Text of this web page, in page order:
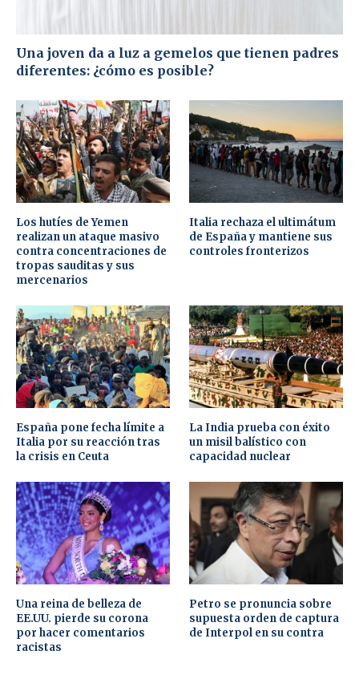
Una joven da a luz a gemelos que tienen padres
diferentes: ¿cómo es posible?
Los hutíes de Yemen
realizan un ataque masivo
contra concentraciones de
tropas sauditas y sus
mercenarios
Italia rechaza el ultimátum
de España y mantiene sus
controles fronterizos
España pone fecha límite a
Italia por su reacción tras
la crisis en Ceuta
La India prueba con éxito
un misil balístico con
capacidad nuclear
Una reina de belleza de
EE.UU. pierde su corona
por hacer comentarios
racistas
Petro se pronuncia sobre
supuesta orden de captura
de Interpol en su contra